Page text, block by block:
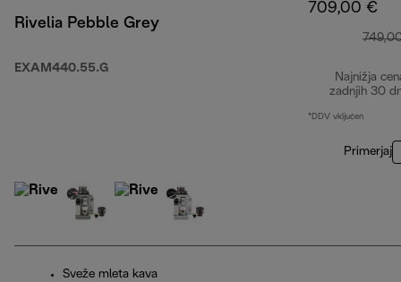
Rivelia Pebble Grey
EXAM440.55.G
709,00 €
Najnižja
zadnjih 30
*DDV vključen
Primerjaj
Sveže mleta kava